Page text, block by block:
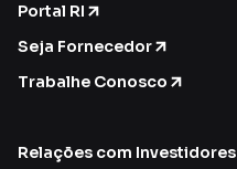
Portal RI
Seja Fornecedor
Trabalhe Conosco
Relações com Investidores